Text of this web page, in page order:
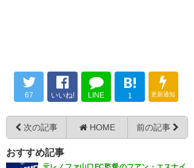
https://t.co/rQhphvAeVl
— ガルサ (galsa66)
2022, 4月
https://t.co/5qFnrSLoaG
4月 25
67 いいね! LINE
B!
1 更新通知
次の記事 HOME 前の記事
おすすめ記事